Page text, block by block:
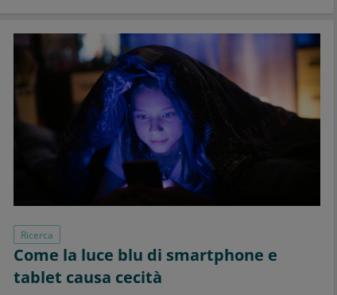
Ricerca
Come la luce blu di smartphone e
tablet causa cecità